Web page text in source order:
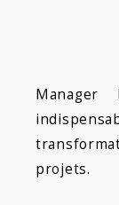
projets.